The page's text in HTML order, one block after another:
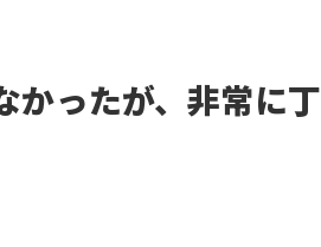
かったが、非常に丁